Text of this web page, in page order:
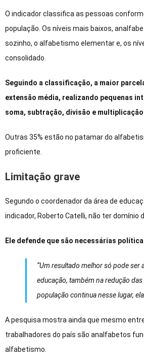
O indicador classifica as pessoas
população. Os níveis mais baixos,
sozinho, o alfabetismo elementar e, os
consolidado.
Seguindo a classificação, a maior
extensão média, realizando pequenas
soma, subtração, divisão e
Outras 35% estão no patamar do
proficiente.
Limitação grave
Segundo o coordenador da área de
indicador, Roberto Catelli, não ter domínio
Ele defende que são necessárias
“Um resultado melhor só pode
educação, também na redução
população continua nesse lugar,
A pesquisa mostra ainda que mesmo
trabalhadores do país são analfabetos
alfabetismo.